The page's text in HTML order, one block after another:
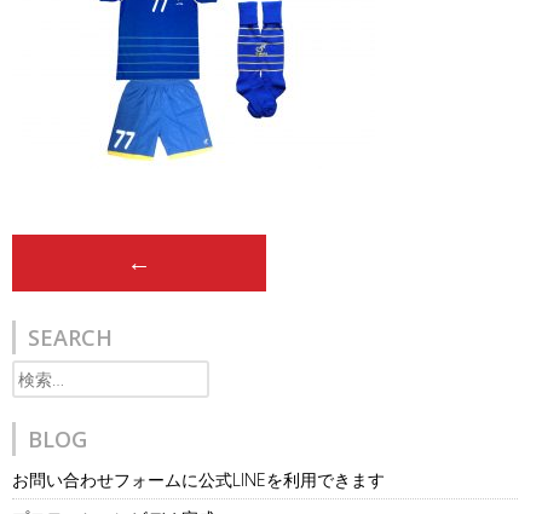
navigation
←
SEARCH
検
索:
BLOG
お問い合わせフォームに公式LINEを利用できます